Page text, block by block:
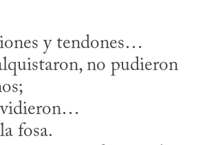
y tendones…
no pudieron
fosa.